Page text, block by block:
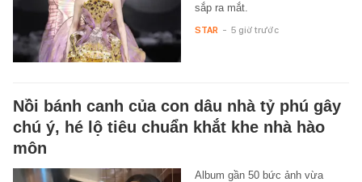
sắp ra mắt.
STAR - 5 giờ trước
Nồi bánh canh của con dâu nhà tỷ phú gây
chú ý, hé lộ tiêu chuẩn khắt khe nhà hào
môn
Album gần 50 bức ảnh vừa